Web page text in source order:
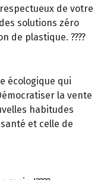
de votre
solutions zéro
de plastique. ????
écologique qui
la vente
habitudes
et celle de